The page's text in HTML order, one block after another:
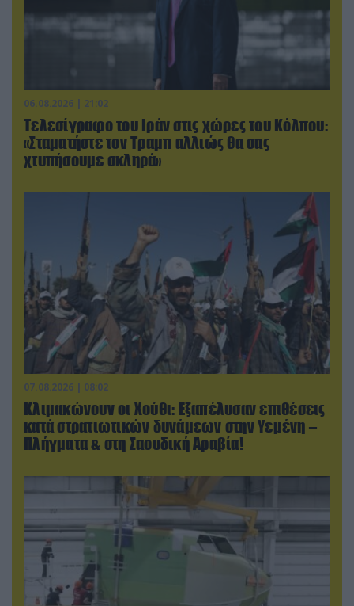
06.08.2026 | 21:02
Τελεσίγραφο του Ιράν στις χώρες του Κόλπου:
«Σταματήστε τον Τραμπ αλλιώς θα σας
χτυπήσουμε σκληρά»
07.08.2026 | 08:02
Κλιμακώνουν οι Χούθι: Eξαπέλυσαν επιθέσεις
κατά στρατιωτικών δυνάμεων στην Υεμένη –
Πλήγματα & στη Σαουδική Αραβία!